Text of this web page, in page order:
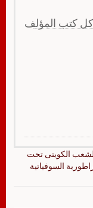
كتب المؤلف
الكويتى تحت
السوفياتية